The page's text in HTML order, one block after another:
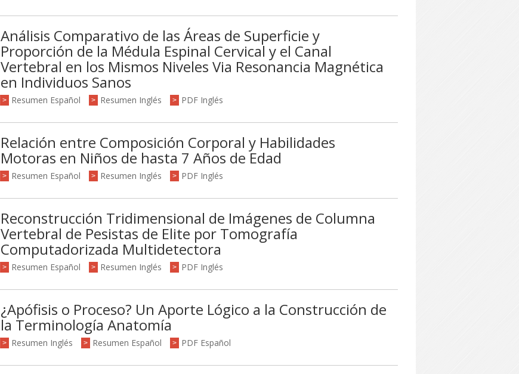
Análisis Comparativo de las Áreas de Superficie y
Proporción de la Médula Espinal Cervical y el Canal
Vertebral en los Mismos Niveles Via Resonancia Magnética
en Individuos Sanos
> Resumen Español > Resumen Inglés > PDF Inglés
Relación entre Composición Corporal y Habilidades
Motoras en Niños de hasta 7 Años de Edad
> Resumen Español > Resumen Inglés > PDF Inglés
Reconstrucción Tridimensional de Imágenes de Columna
Vertebral de Pesistas de Elite por Tomografía
Computadorizada Multidetectora
> Resumen Español > Resumen Inglés > PDF Inglés
¿Apófisis o Proceso? Un Aporte Lógico a la Construcción de
la Terminología Anatomía
> Resumen Inglés > Resumen Español > PDF Español